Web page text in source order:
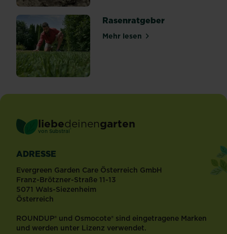
Rasenratgeber
Mehr lesenüber Rasenratgeber
liebedeinengarten
von Substral ®
ADRESSE
Evergreen Garden Care Österreich GmbH
Franz-Brötzner-Straße 11-13
5071 Wals-Siezenheim
Österreich
ROUNDUP® und Osmocote® sind eingetragene Marken
und werden unter Lizenz verwendet.